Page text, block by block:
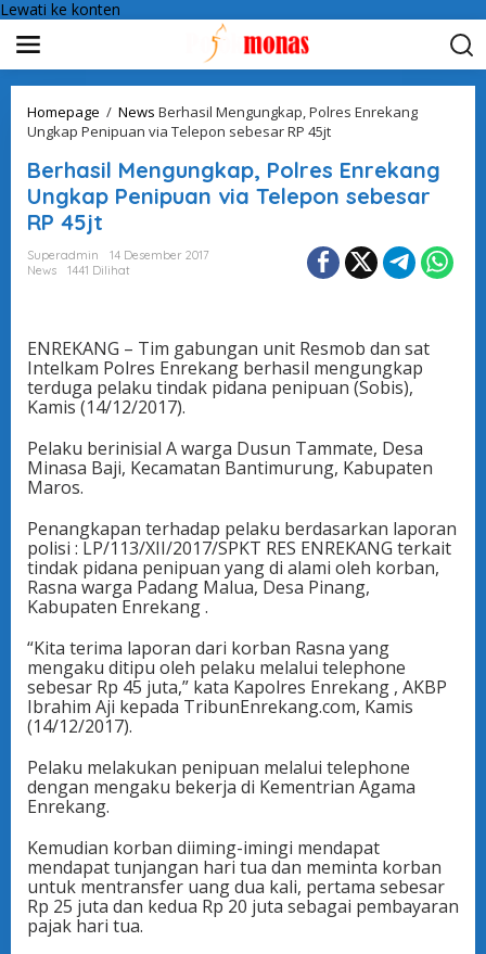
Lewati ke konten
Homepage / News Berhasil Mengungkap, Polres Enrekang
Ungkap Penipuan via Telepon sebesar RP 45jt
Berhasil Mengungkap, Polres Enrekang
Ungkap Penipuan via Telepon sebesar
RP 45jt
Superadmin
14 Desember 2017
News
1441 Dilihat
ENREKANG – Tim gabungan unit Resmob dan sat
Intelkam Polres Enrekang berhasil mengungkap
terduga pelaku tindak pidana penipuan (Sobis),
Kamis (14/12/2017).
Pelaku berinisial A warga Dusun Tammate, Desa
Minasa Baji, Kecamatan Bantimurung, Kabupaten
Maros.
Penangkapan terhadap pelaku berdasarkan laporan
polisi : LP/113/XII/2017/SPKT RES ENREKANG terkait
tindak pidana penipuan yang di alami oleh korban,
Rasna warga Padang Malua, Desa Pinang,
Kabupaten Enrekang .
“Kita terima laporan dari korban Rasna yang
mengaku ditipu oleh pelaku melalui telephone
sebesar Rp 45 juta,” kata Kapolres Enrekang , AKBP
Ibrahim Aji kepada TribunEnrekang.com, Kamis
(14/12/2017).
Pelaku melakukan penipuan melalui telephone
dengan mengaku bekerja di Kementrian Agama
Enrekang.
Kemudian korban diiming-imingi mendapat
mendapat tunjangan hari tua dan meminta korban
untuk mentransfer uang dua kali, pertama sebesar
Rp 25 juta dan kedua Rp 20 juta sebagai pembayaran
pajak hari tua.